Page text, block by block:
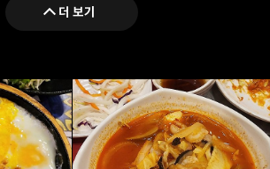
더 보기